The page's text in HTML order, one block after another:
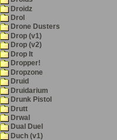
Droidz
Drol
Drone Dusters
Drop (v1)
Drop (v2)
Drop It
Dropper!
Dropzone
Druid
Druidarium
Drunk Pistol
Drutt
Drwal
Dual Duel
Duch (v1)